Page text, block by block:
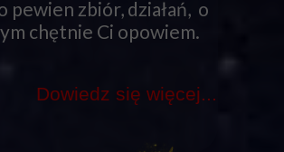
pewien zbiór, działań, o
chętnie Ci opowiem.
Dowiedz się więcej...